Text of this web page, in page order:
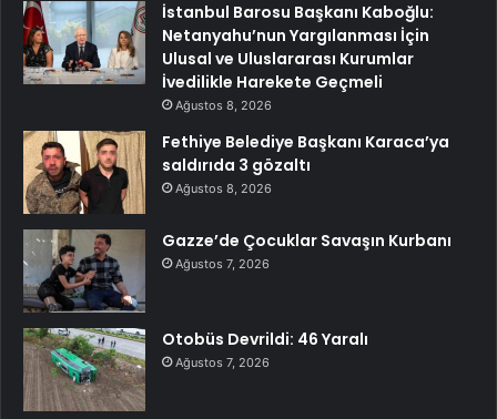
İstanbul Barosu Başkanı Kaboğlu:
Netanyahu’nun Yargılanması İçin
Ulusal ve Uluslararası Kurumlar
İvedilikle Harekete Geçmeli
Ağustos 8, 2026
Fethiye Belediye Başkanı Karaca’ya
saldırıda 3 gözaltı
Ağustos 8, 2026
Gazze’de Çocuklar Savaşın Kurbanı
Ağustos 7, 2026
Otobüs Devrildi: 46 Yaralı
Ağustos 7, 2026